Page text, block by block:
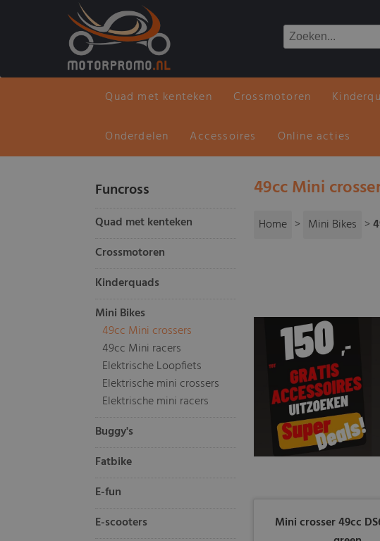
Quad met kenteken Crossmotoren
Onderdelen Accessoires Online acties
Funcross
Quad met kenteken
Crossmotoren
Kinderquads
Mini Bikes
49cc Mini crossers
49cc Mini racers
Elektrische Loopfiets
Elektrische mini crossers
Elektrische mini racers
Buggy's
Fatbike
E-fun
E-scooters
49cc Mini
Home > Mini Bikes >
Mini crosser 49cc